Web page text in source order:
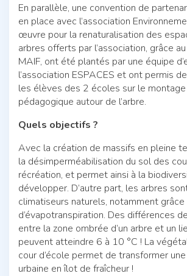
En parallèle, une convention de
en place avec l’association
œuvre pour la renaturalisation des
arbres offerts par l’association, grâce
MAIF, ont été plantés par une équipe
l’association ESPACES et ont permis
les élèves des 2 écoles sur le montage
pédagogique autour de l’arbre.
Quels objectifs ?
Avec la création de massifs en pleine
la désimperméabilisation du sol des
récréation, et permet ainsi à la
développer. D’autre part, les arbres
climatiseurs naturels, notamment
d’évapotranspiration. Des différences
entre la zone ombrée d’un arbre et un
peuvent atteindre 6 à 10 °C ! La
cour d’école permet de transformer
urbaine en îlot de fraîcheur !